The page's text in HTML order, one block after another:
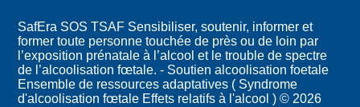
SafEra SOS TSAF Sensibiliser, soutenir, informer et
former toute personne touchée de près ou de loin par
l’exposition prénatale à l’alcool et le trouble de spectre
de l’alcoolisation fœtale. - Soutien alcoolisation foetale
Ensemble de ressources adaptatives ( Syndrome
d'alcoolisation fœtale Effets relatifs à l'alcool ) © 2026